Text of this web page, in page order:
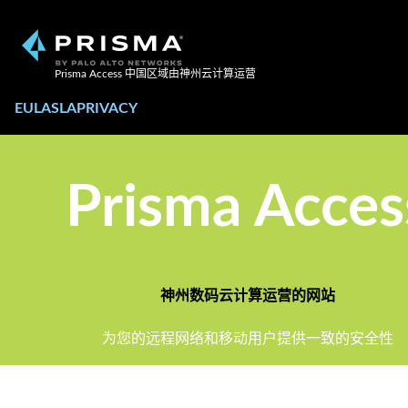
Prisma Access 中国区域由神州云计算运营
EULASLAPRIVACY
Prisma
神州数码云计算运营的网站
为您的远程网络和移动用户提供一致的安全性